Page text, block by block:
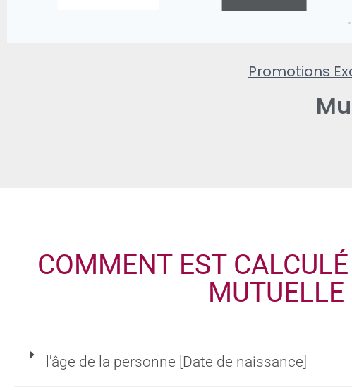
Promotions
COMMENT EST
MUTUELLE
l'âge de la personne [Date de naissance]